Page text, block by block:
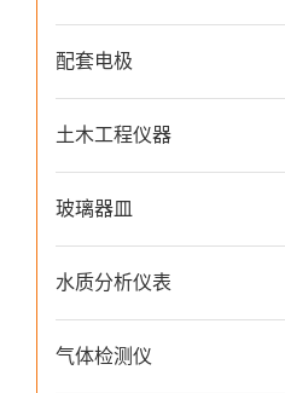
配套电极
土木工程仪器
玻璃器皿
水质分析仪表
气体检测仪